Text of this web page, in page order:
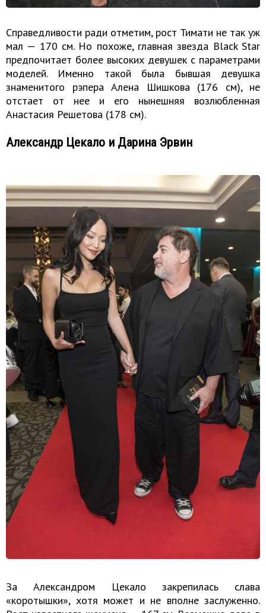
Справедливости ради отметим, рост Тимати не так уж
мал — 170 см. Но похоже, главная звезда Black Star
предпочитает более высоких девушек с параметрами
моделей. Именно такой была бывшая девушка
знаменитого рэпера Алена Шишкова (176 см), не
отстает от нее и его нынешняя возлюбленная
Анастасия Решетова (178 см).
Александр Цекало и Дарина Эрвин
За Александром Цекало закрепилась слава
«коротышки», хотя может и не вполне заслуженно.